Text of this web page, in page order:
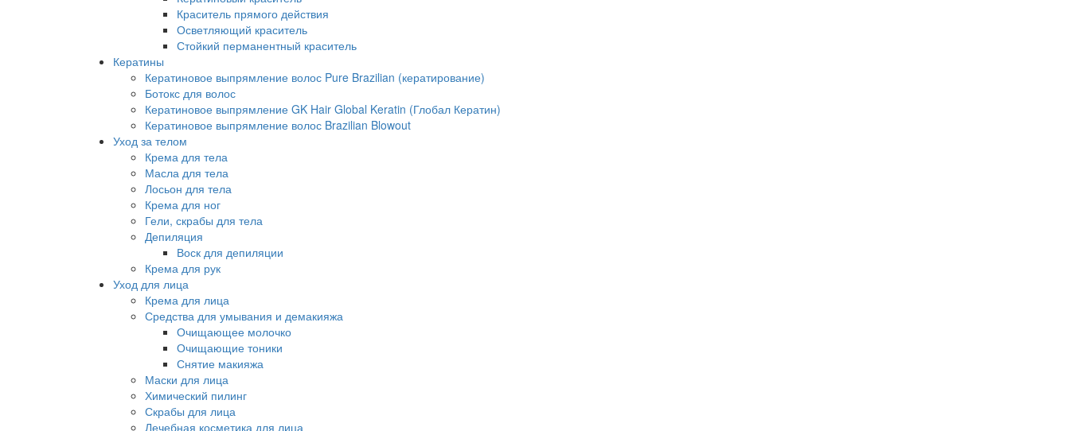
Краситель прямого действия
Осветляющий краситель
Стойкий перманентный краситель
Кератины
Кератиновое выпрямление волос Pure Brazilian (кератирование)
Ботокс для волос
Кератиновое выпрямление GK Hair Global Keratin (Глобал Кератин)
Кератиновое выпрямление волос Brazilian Blowout
Уход за телом
Крема для тела
Масла для тела
Лосьон для тела
Крема для ног
Гели, скрабы для тела
Депиляция
Воск для депиляции
Крема для рук
Уход для лица
Крема для лица
Средства для умывания и демакияжа
Очищающее молочко
Очищающие тоники
Снятие макияжа
Маски для лица
Химический пилинг
Скрабы для лица
Лечебная косметика для лица